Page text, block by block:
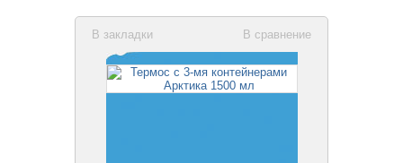
В сравнение
В закладки